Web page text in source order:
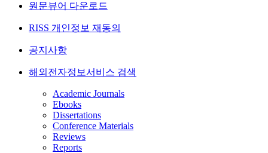
원문뷰어 다운로드
RISS 개인정보 재동의
공지사항
해외전자정보서비스 검색
Academic Journals
Ebooks
Dissertations
Conference Materials
Reviews
Reports